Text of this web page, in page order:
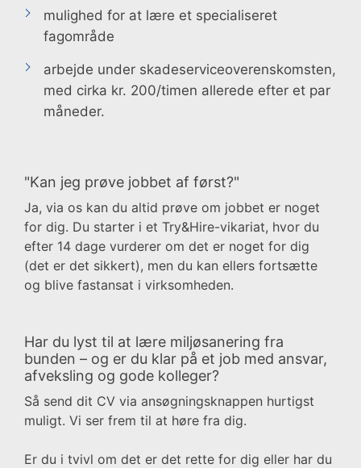
mulighed for at lære et specialiseret
fagområde
arbejde under skadeserviceoverenskomsten,
med cirka kr. 200/timen allerede efter et par
måneder.
"Kan jeg prøve jobbet af først?"
Ja, via os kan du altid prøve om jobbet er noget
for dig. Du starter i et Try&Hire-vikariat, hvor du
efter 14 dage vurderer om det er noget for dig
(det er det sikkert), men du kan ellers fortsætte
og blive fastansat i virksomheden.
Har du lyst til at lære miljøsanering fra
bunden – og er du klar på et job med ansvar,
afveksling og gode kolleger?
Så send dit CV via ansøgningsknappen hurtigst
muligt. Vi ser frem til at høre fra dig.
Er du i tvivl om det er det rette for dig eller har du